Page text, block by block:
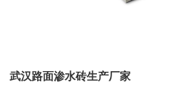
武汉路面渗水砖生产厂家